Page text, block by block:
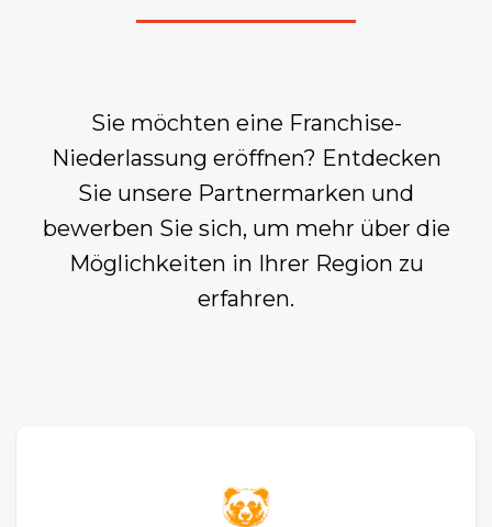
Sie möchten eine Franchise-
Niederlassung eröffnen? Entdecken
Sie unsere Partnermarken und
bewerben Sie sich, um mehr über die
Möglichkeiten in Ihrer Region zu
erfahren.